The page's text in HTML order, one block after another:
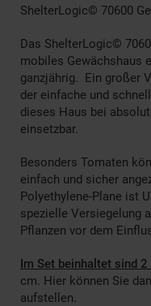
ShelterLogic© 70600
Das ShelterLogic©
mobiles Gewächshaus
ganzjährig. Ein großer
der einfache und
dieses Haus bei
einsetzbar.
Besonders Tomaten
einfach und sicher
Polyethylene-Plane ist
spezielle Versiegelung
Pflanzen vor dem
Im Set beinhaltet sind 2
cm. Hier können Sie
aufstellen.